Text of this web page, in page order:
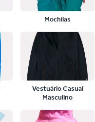
Mochilas
Vestuário Casual
Masculino